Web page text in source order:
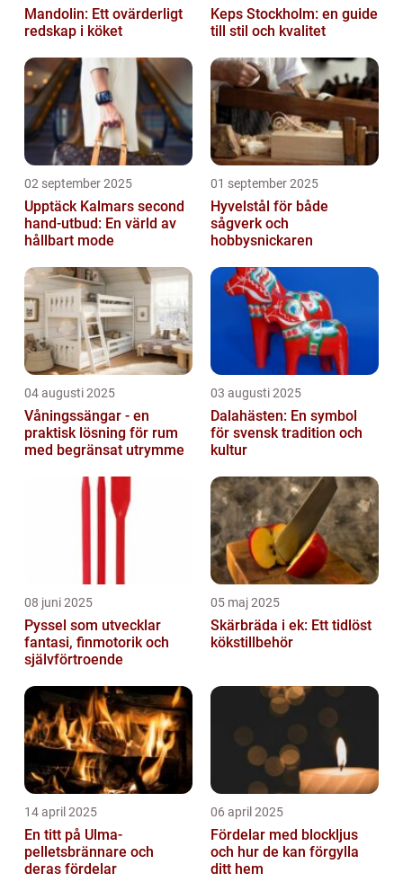
Mandolin: Ett ovärderligt
redskap i köket
Keps Stockholm: en guide
till stil och kvalitet
02 september 2025
Upptäck Kalmars second
hand-utbud: En värld av
hållbart mode
01 september 2025
Hyvelstål för både
sågverk och
hobbysnickaren
04 augusti 2025
Våningssängar - en
praktisk lösning för rum
med begränsat utrymme
03 augusti 2025
Dalahästen: En symbol
för svensk tradition och
kultur
08 juni 2025
Pyssel som utvecklar
fantasi, finmotorik och
självförtroende
05 maj 2025
Skärbräda i ek: Ett tidlöst
kökstillbehör
14 april 2025
En titt på Ulma-
pelletsbrännare och
deras fördelar
06 april 2025
Fördelar med blockljus
och hur de kan förgylla
ditt hem